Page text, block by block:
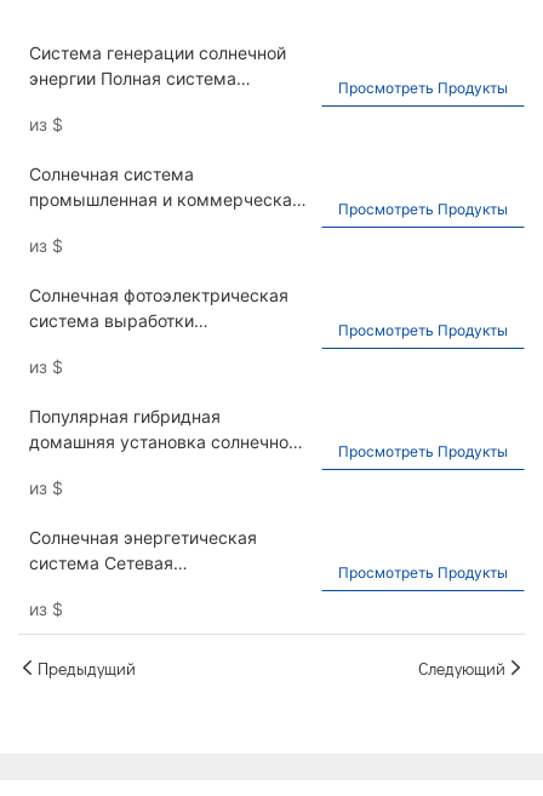
Система генерации солнечной
энергии Полная система
из $
Просмотреть Продукты
Солнечная система
промышленная и коммерческая
хранения энергии Deye
LifePo4 512V50KWH
из $
Просмотреть Продукты
Солнечная фотоэлектрическая
система выработки
Home Hybrid Solar System Полная
солярия
из $
Просмотреть Продукты
Популярная гибридная
домашняя установка солнечной
производства электроэнергии
из $
Просмотреть Продукты
Солнечная энергетическая
система Сетевая
домашнего производства
электроэнергии 10 кВт 15 кВт
из $
Просмотреть Продукты
Предыдущий Следующий